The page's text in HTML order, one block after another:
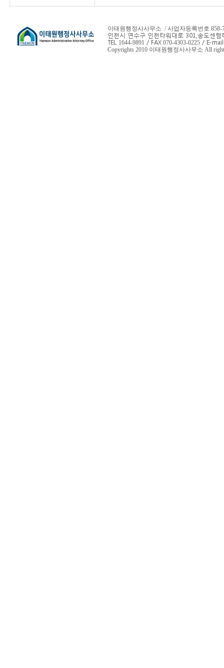
이태원행정사사무소 / 사업자등록번호 858-
인천시 연수구 인천타워대로 301,송도센텀
TEL 1644-9891 / FAX 070-4303-0225 / E-
Copyrights 2010 이태원행정사사무소 All